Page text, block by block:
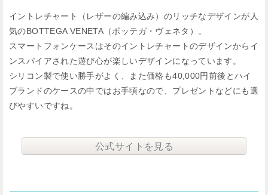
イントレチャート（レザーの編み込み）のリッチなデザインが人
気のBOTTEGA VENETA（ボッテガ・ヴェネタ）。
スマートフォンケースはそのイントレチャートのデザインからイ
ンスパイアされた遊び心が楽しいデザインになっています。
シリコン製で使い勝手がよく、また価格も40,000円前後とハイ
ブランドのケースの中ではお手頃なので、プレゼントなどにも選
びやすいですね。
公式サイトを見る